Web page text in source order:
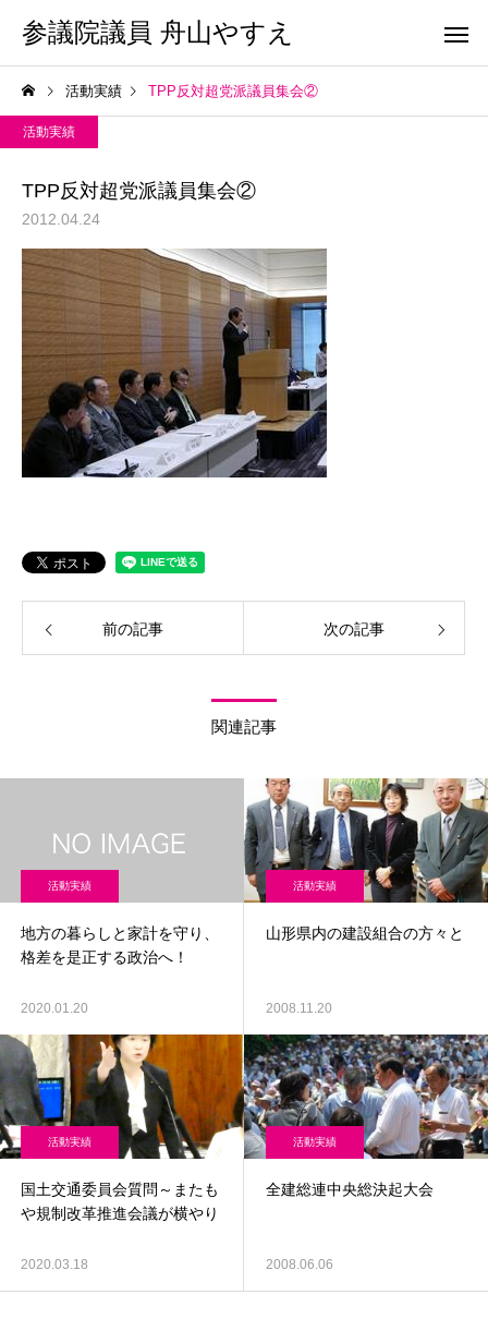
参議院議員 舟山やすえ
活動実績 TPP反対超党派議員集会②
活動実績
TPP反対超党派議員集会②
2012.04.24
前の記事 次の記事
関連記事
活動実績
地方の暮らしと家計を守り、
格差を是正する政治へ！
2020.01.20
活動実績
山形県内の建設組合の方々と
2008.11.20
活動実績
国土交通委員会質問～またも
や規制改革推進会議が横やり
2020.03.18
活動実績
全建総連中央総決起大会
2008.06.06